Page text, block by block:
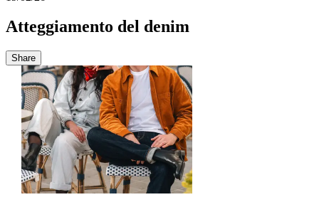
Atteggiamento del denim
Share